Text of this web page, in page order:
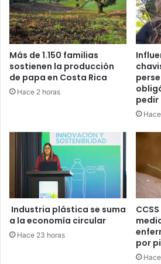
Más de 1.150 familias
sostienen la producción
de papa en Costa Rica
Hace 2 horas
pedir
Industria plástica se suma
a la economía circular
Hace 23 horas
por